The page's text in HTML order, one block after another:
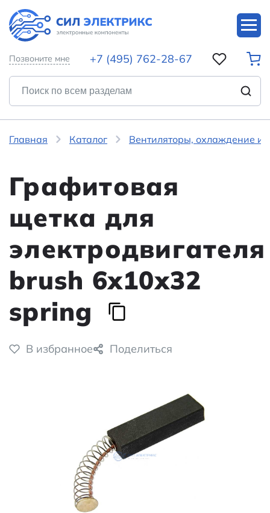
Позвоните мне +7 (495) 762-28-67
Главная Каталог Вентиляторы, охлаждение и
Графитовая
щетка для
электродвигателя
brush 6x10x32
spring
В избранное Поделиться